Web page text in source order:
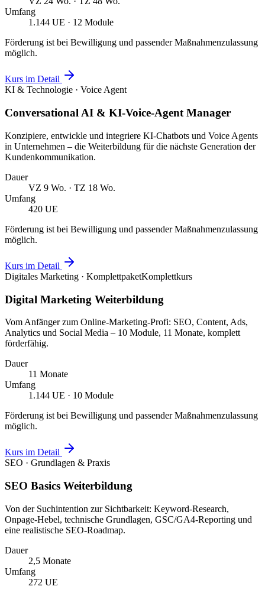
Umfang
1.144 UE · 12 Module
Förderung ist bei Bewilligung und passender Maßnahmenzulassung
möglich.
Kurs im Detail
KI & Technologie · Voice Agent
Conversational AI & KI-Voice-Agent Manager
Konzipiere, entwickle und integriere KI-Chatbots und Voice Agents
in Unternehmen – die Weiterbildung für die nächste Generation der
Kundenkommunikation.
Dauer
VZ 9 Wo. · TZ 18 Wo.
Umfang
420 UE
Förderung ist bei Bewilligung und passender Maßnahmenzulassung
möglich.
Kurs im Detail
Digitales Marketing · KomplettpaketKomplettkurs
Digital Marketing Weiterbildung
Vom Anfänger zum Online-Marketing-Profi: SEO, Content, Ads,
Analytics und Social Media – 10 Module, 11 Monate, komplett
förderfähig.
Dauer
11 Monate
Umfang
1.144 UE · 10 Module
Förderung ist bei Bewilligung und passender Maßnahmenzulassung
möglich.
Kurs im Detail
SEO · Grundlagen & Praxis
SEO Basics Weiterbildung
Von der Suchintention zur Sichtbarkeit: Keyword-Research,
Onpage-Hebel, technische Grundlagen, GSC/GA4-Reporting und
eine realistische SEO-Roadmap.
Dauer
2,5 Monate
Umfang
272 UE